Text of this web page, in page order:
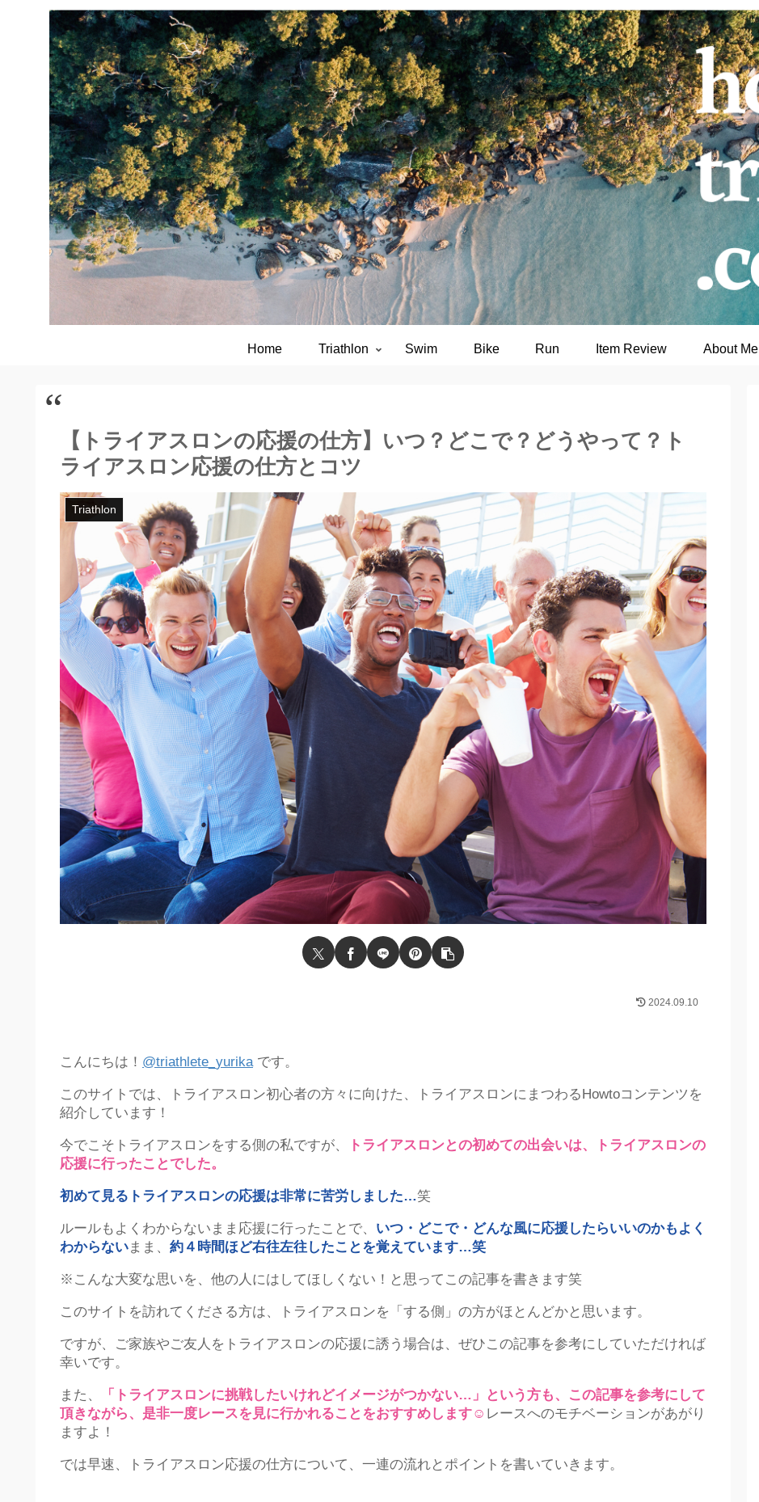
Home Triathlon Swim Bike Run Item Review About Me
【トライアスロンの応援の仕方】いつ？どこで？どうやって？ト
ライアスロン応援の仕方とコツ
Triathlon
2024.09.10
こんにちは！ @triathlete_yurikaです。
このサイトでは、トライアスロン初心者の方々に向けた、トライアスロンにまつわるHowtoコンテンツを
紹介しています！
今でこそトライアスロンをする側の私ですが、
トライアスロンとの初めての出会いは、トライアスロンの
応援に行ったことでした。
初めて見るトライアスロンの応援は非常に苦労しました…笑
ルールもよくわからないまま応援に行ったことで、 いつ・どこで・どんな風に応援したらいいのかもよく
わからないまま、 約４時間ほど右往左往したことを覚えています…笑
※こんな大変な思いを、他の人にはしてほしくない！と思ってこの記事を書きます笑
このサイトを訪れてくださる方は、トライアスロンを「する側」の方がほとんどかと思います。
ですが、ご家族やご友人をトライアスロンの応援に誘う場合は、ぜひこの記事を参考にしていただければ
幸いです。
また、
「トライアスロンに挑戦したいけれどイメージがつかない…」という方も、この記事を参考にして
頂きながら、是非一度レースを見に行かれることをおすすめします☺ レースへのモチベーションがあがり
ますよ！
では早速、トライアスロン応援の仕方について、一連の流れとポイントを書いていきます。